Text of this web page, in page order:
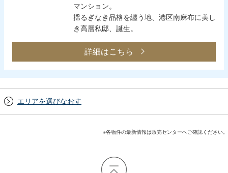
マンション。
揺るぎなき品格を纏う地、港区南麻布に美し
き高層私邸、誕生。
詳細はこちら
エリアを選びなおす
※各物件の最新情報は販売センターへご確認ください。